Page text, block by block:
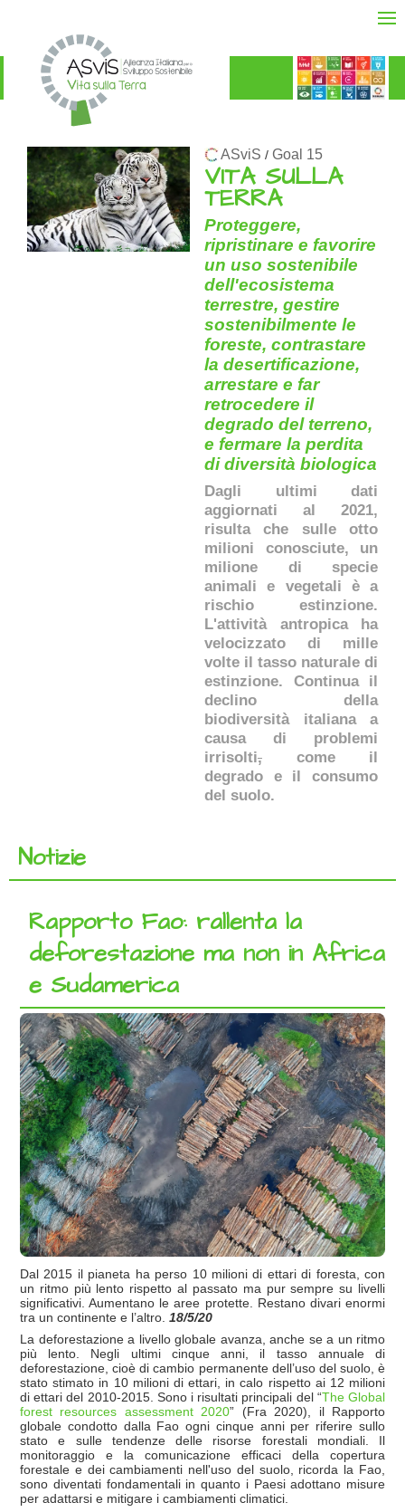
ASviS / Goal 15
VITA SULLA
TERRA
Proteggere,
ripristinare e favorire
un uso sostenibile
dell'ecosistema
terrestre, gestire
sostenibilmente le
foreste, contrastare
la desertificazione,
arrestare e far
retrocedere il
degrado del terreno,
e fermare la perdita
di diversità biologica
Dagli ultimi dati
aggiornati al 2021,
risulta che sulle otto
milioni conosciute, un
milione di specie
animali e vegetali è a
rischio estinzione.
L'attività antropica ha
velocizzato di mille
volte il tasso naturale di
estinzione. Continua il
declino della
biodiversità italiana a
causa di problemi
irrisolti, come il
degrado e il consumo
del suolo.
Notizie
Rapporto Fao: rallenta la
deforestazione ma non in Africa
e Sudamerica
Dal 2015 il pianeta ha perso 10 milioni di ettari di foresta, con
un ritmo più lento rispetto al passato ma pur sempre su livelli
significativi. Aumentano le aree protette. Restano divari enormi
tra un continente e l’altro. 18/5/20
La deforestazione a livello globale avanza, anche se a un ritmo
più lento. Negli ultimi cinque anni, il tasso annuale di
deforestazione, cioè di cambio permanente dell’uso del suolo, è
stato stimato in 10 milioni di ettari, in calo rispetto ai 12 milioni
di ettari del 2010-2015. Sono i risultati principali del “The Global
forest resources assessment 2020” (Fra 2020), il Rapporto
globale condotto dalla Fao ogni cinque anni per riferire sullo
stato e sulle tendenze delle risorse forestali mondiali. Il
monitoraggio e la comunicazione efficaci della copertura
forestale e dei cambiamenti nell'uso del suolo, ricorda la Fao,
sono diventati fondamentali in quanto i Paesi adottano misure
per adattarsi e mitigare i cambiamenti climatici.